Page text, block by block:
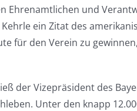
Ehrenamtlichen und
ein Zitat des
für den Verein zu
der Vizepräsident des
Unter den knapp